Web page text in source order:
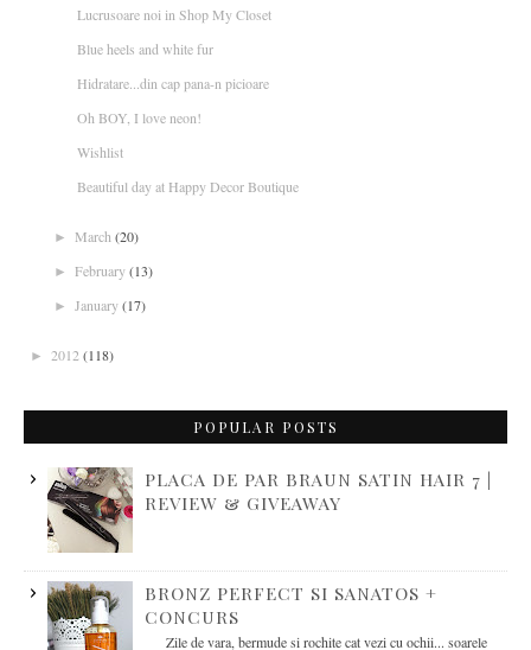
Lucrusoare noi in Shop My Closet
Blue heels and white fur
Hidratare...din cap pana-n picioare
Oh BOY, I love neon!
Wishlist
Beautiful day at Happy Decor Boutique
► March (20)
► February(13)
► January(17)
► 2012 (118)
POPULAR POSTS
PLACA DE PAR BRAUN SATIN HAIR 7 |
REVIEW & GIVEAWAY
BRONZ PERFECT SI SANATOS +
CONCURS
Zile de vara, bermude si rochite cat vezi cu ochii... soarele